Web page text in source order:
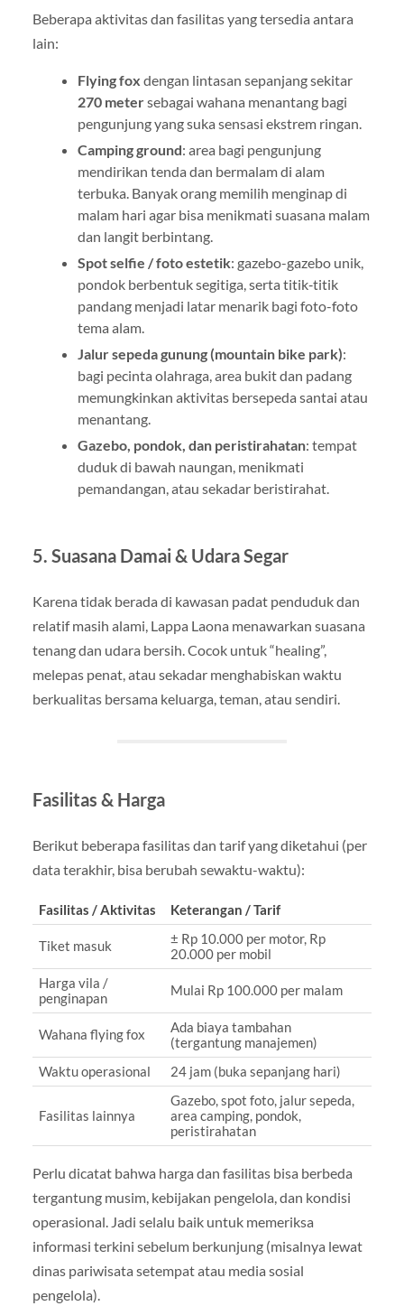
Beberapa aktivitas dan fasilitas yang tersedia antara
lain:
Flying fox dengan lintasan sepanjang sekitar
270 metersebagai wahana menantang bagi
pengunjung yang suka sensasi ekstrem ringan.
Camping ground: area bagi pengunjung
mendirikan tenda dan bermalam di alam
terbuka. Banyak orang memilih menginap di
malam hari agar bisa menikmati suasana malam
dan langit berbintang.
Spot selfie / foto estetik: gazebo-gazebo unik,
pondok berbentuk segitiga, serta titik‑titik
pandang menjadi latar menarik bagi foto-foto
tema alam.
Jalur sepeda gunung (mountain bike park):
bagi pecinta olahraga, area bukit dan padang
memungkinkan aktivitas bersepeda santai atau
menantang.
Gazebo, pondok, dan peristirahatan: tempat
duduk di bawah naungan, menikmati
pemandangan, atau sekadar beristirahat.
5. Suasana Damai & Udara Segar
Karena tidak berada di kawasan padat penduduk dan
relatif masih alami, Lappa Laona menawarkan suasana
tenang dan udara bersih. Cocok untuk “healing”,
melepas penat, atau sekadar menghabiskan waktu
berkualitas bersama keluarga, teman, atau sendiri.
Fasilitas & Harga
Berikut beberapa fasilitas dan tarif yang diketahui (per
data terakhir, bisa berubah sewaktu-waktu):
Fasilitas / Aktivitas Keterangan / Tarif
Tiket masuk
± Rp 10.000 per motor, Rp
20.000 per mobil
Harga vila /
penginapan
Mulai Rp 100.000 per malam
Wahana flying fox
Ada biaya tambahan
(tergantung manajemen)
Waktu operasional
24 jam (buka sepanjang hari)
Fasilitas lainnya
Gazebo, spot foto, jalur sepeda,
area camping, pondok,
peristirahatan
Perlu dicatat bahwa harga dan fasilitas bisa berbeda
tergantung musim, kebijakan pengelola, dan kondisi
operasional. Jadi selalu baik untuk memeriksa
informasi terkini sebelum berkunjung (misalnya lewat
dinas pariwisata setempat atau media sosial
pengelola).